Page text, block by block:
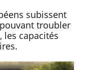
subissent
troubler
capacités